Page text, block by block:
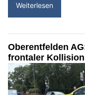
Weiterlesen
Oberentfelden
frontaler